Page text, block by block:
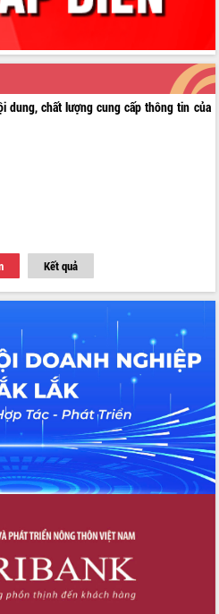
dung, chất lượng cung cấp thông tin của
Kết quả